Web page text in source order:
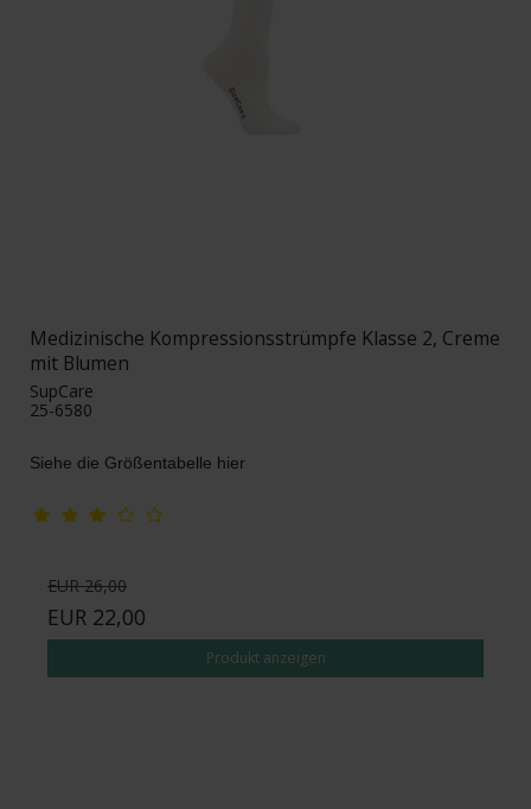
Medizinische Kompressionsstrümpfe Klasse 2, Creme
mit Blumen
SupCare
25-6580
Siehe die Größentabelle hier
EUR 26,00
EUR 22,00
Produkt anzeigen